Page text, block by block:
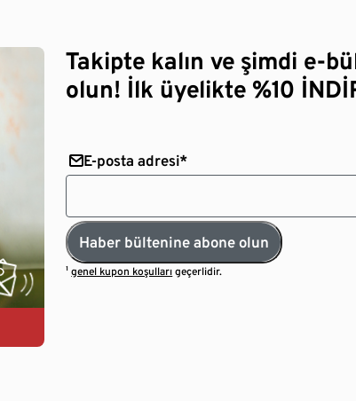
Takipte kalın ve şimdi e-
olun! İlk üyelikte %10
E-posta adresi*
Haber bültenine abone olun
¹genel kupon koşulları geçerlidir.